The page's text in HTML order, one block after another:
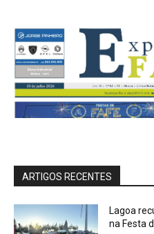
ARTIGOS RECENTES
Lagoa
na Festa